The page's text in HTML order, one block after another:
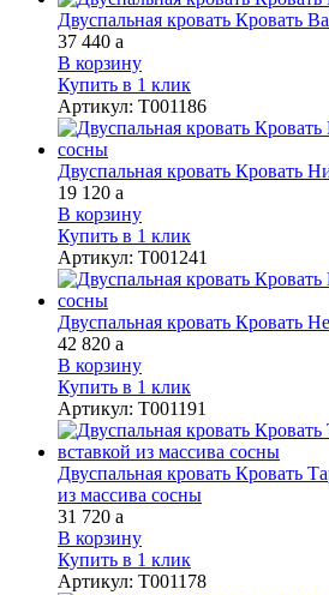
Двуспальная кровать Кровать
37 440 a
В корзину
Купить в 1 клик
Артикул: Т001186
Двуспальная кровать Кровать
19 120 a
В корзину
Купить в 1 клик
Артикул: Т001241
Двуспальная кровать Кровать
42 820 a
В корзину
Купить в 1 клик
Артикул: Т001191
Двуспальная кровать Кровать
из массива сосны
31 720 a
В корзину
Купить в 1 клик
Артикул: Т001178